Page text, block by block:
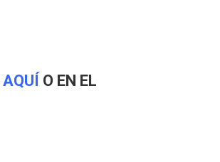
AQUÍ O EN EL